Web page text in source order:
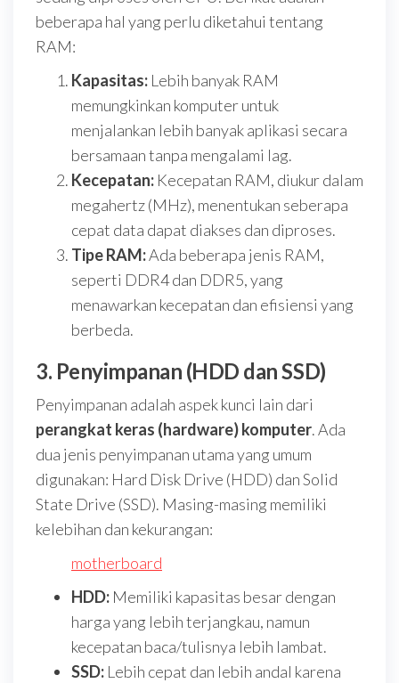
beberapa hal yang perlu diketahui tentang
RAM:
Kapasitas: Lebih banyak RAM
memungkinkan komputer untuk
menjalankan lebih banyak aplikasi secara
bersamaan tanpa mengalami lag.
Kecepatan: Kecepatan RAM, diukur dalam
megahertz (MHz), menentukan seberapa
cepat data dapat diakses dan diproses.
Tipe RAM:Ada beberapa jenis RAM,
seperti DDR4 dan DDR5, yang
menawarkan kecepatan dan efisiensi yang
berbeda.
3. Penyimpanan (HDD dan SSD)
Penyimpanan adalah aspek kunci lain dari
perangkat keras (hardware) komputer. Ada
dua jenis penyimpanan utama yang umum
digunakan: Hard Disk Drive (HDD) dan Solid
State Drive (SSD). Masing-masing memiliki
kelebihan dan kekurangan:
motherboard
HDD: Memiliki kapasitas besar dengan
harga yang lebih terjangkau, namun
kecepatan baca/tulisnya lebih lambat.
SSD: Lebih cepat dan lebih andal karena